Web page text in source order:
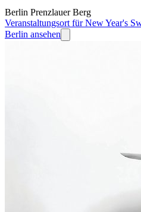
Berlin Prenzlauer Berg
Veranstaltungsort für New Year's
Berlin ansehen